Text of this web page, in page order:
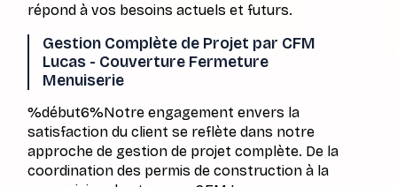
répond à vos besoins actuels et futurs.
Gestion Complète de Projet par CFM
Lucas - Couverture Fermeture
Menuiserie
%début6%Notre engagement envers la
satisfaction du client se reflète dans notre
approche de gestion de projet complète. De la
coordination des permis de construction à la